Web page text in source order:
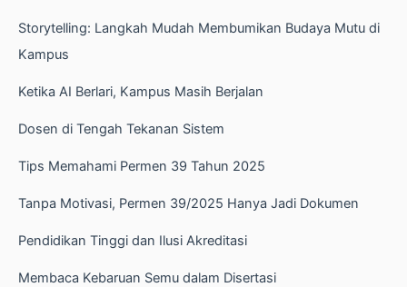
Storytelling: Langkah Mudah Membumikan Budaya Mutu di
Kampus
Ketika AI Berlari, Kampus Masih Berjalan
Dosen di Tengah Tekanan Sistem
Tips Memahami Permen 39 Tahun 2025
Tanpa Motivasi, Permen 39/2025 Hanya Jadi Dokumen
Pendidikan Tinggi dan Ilusi Akreditasi
Membaca Kebaruan Semu dalam Disertasi